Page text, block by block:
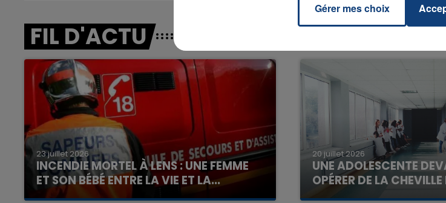
FIL D'ACTU
23 juillet 2026
INCENDIE MORTEL À LENS : UNE FEMME
ET SON BÉBÉ ENTRE LA VIE ET LA...
Un homme s'est immolé par le feu après avoir
20 juillet 2026
UNE ADOLESCENTE
OPÉRER DE LA
La famille a porté plainte
7h00 - 11h00
La Team de l'été
Gérer mes choix